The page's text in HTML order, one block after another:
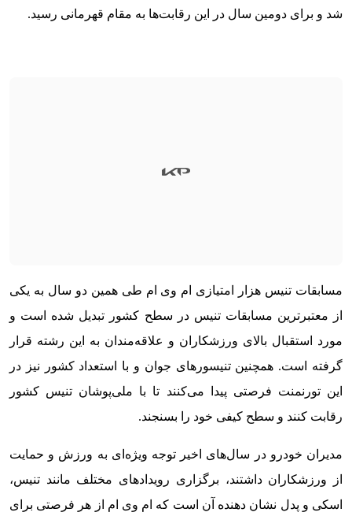
شد و برای دومین سال در این رقابت‌ها به مقام قهرمانی رسید.
مسابقات تنیس هزار امتیازی ام وی ام طی همین دو سال به یکی
از معتبرترین مسابقات تنیس در سطح کشور تبدیل شده است و
مورد استقبال بالای ورزشکاران و علاقه‌مندان به این رشته قرار
گرفته است. همچنین تنیسورهای جوان و با استعداد کشور نیز در
این تورنمنت فرصتی پیدا می‌کنند تا با ملی‌پوشان تنیس کشور
رقابت کنند و سطح کیفی خود را بسنجند.
مدیران خودرو در سال‌های اخیر توجه ویژه‌ای به ورزش و حمایت
از ورزشکاران داشتند، برگزاری رویدادهای مختلف مانند تنیس،
اسکی و پدل نشان دهنده آن است که ام وی ام از هر فرصتی برای